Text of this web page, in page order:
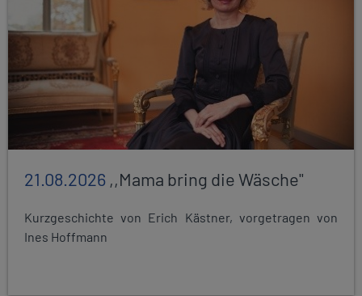
21.08.2026 ,,Mama bring die Wäsche"
Kurzgeschichte von Erich Kästner, vorgetragen von
Ines Hoffmann